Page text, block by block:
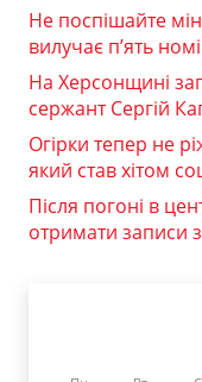
Не поспішайте
вилучає п’ять
На Херсонщині
сержант Сергій
Огірки тепер не
який став хітом
Після погоні в
отримати записи